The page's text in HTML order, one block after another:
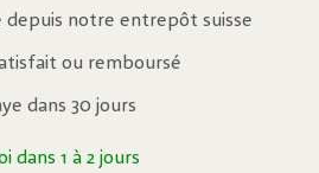
depuis notre entrepôt suisse
ou remboursé
dans 30 jours
dans 1 à 2 jours